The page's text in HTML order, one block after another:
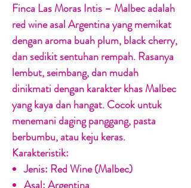
Finca Las Moras Intis – Malbec adalah
red wine asal Argentina yang memikat
dengan aroma buah plum, black cherry,
dan sedikit sentuhan rempah. Rasanya
lembut, seimbang, dan mudah
dinikmati dengan karakter khas Malbec
yang kaya dan hangat. Cocok untuk
menemani daging panggang, pasta
berbumbu, atau keju keras.
Karakteristik:
Jenis: Red Wine (Malbec)